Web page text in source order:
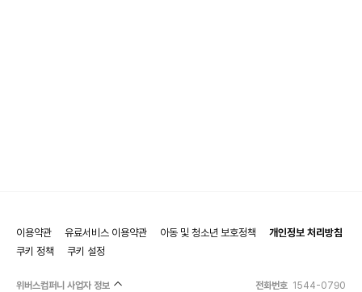
이용약관 유료서비스 이용약관 아동 및 청소년 보호정책
개인정보 처리방침
쿠키 정책
쿠키 설정
위버스컴퍼니 사업자 정보 전화번호 1544-0790